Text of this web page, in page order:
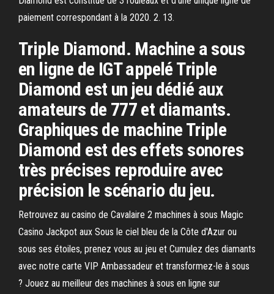
paiement correspondant à la 2020. 2. 13.
Triple Diamond. Machine a sous
en ligne de IGT appelé Triple
Diamond est un jeu dédié aux
amateurs de 777 et diamants.
Graphiques de machine Triple
Diamond est des effets sonores
très précises reproduire avec
précision le scénario du jeu.
Retrouvez au casino de Cavalaire 2 machines à sous Magic
Casino Jackpot aux Sous le ciel bleu de la Côte d'Azur ou
sous ses étoiles, prenez vous au jeu et Cumulez des diamants
avec notre carte VIP Ambassadeur et transformez-le à sous
? Jouez au meilleur des machines à sous en ligne sur